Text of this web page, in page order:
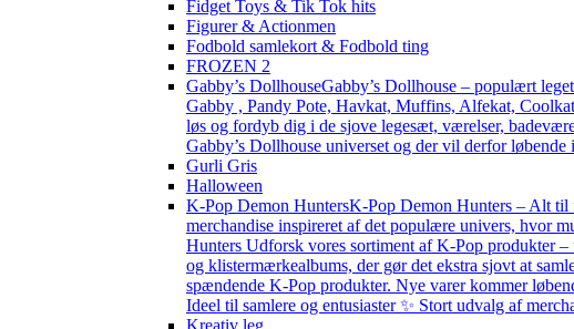
Fidget Toys & Tik Tok hits
Figurer & Actionmen
Fodbold samlekort & Fodbold ting
FROZEN 2
Gabby’s DollhouseGabby’s Dollhouse – populært
Gabby , Pandy Pote, Havkat, Muffins, Alfekat,
løs og fordyb dig i de sjove legesæt, værelser,
Gabby’s Dollhouse universet og der vil derfor
Gurli Gris
Halloween
K-Pop Demon HuntersK-Pop Demon Hunters – Alt til
merchandise inspireret af det populære univers, hvor
Hunters Udforsk vores sortiment af K-Pop produkter
og klistermærkealbums, der gør det ekstra sjovt at
spændende K-Pop produkter. Nye varer kommer
Ideel til samlere og entusiaster ✨ Stort udvalg af
Kreativ leg